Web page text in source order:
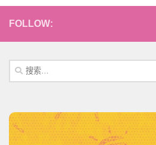
FOLLOW:
搜
索：